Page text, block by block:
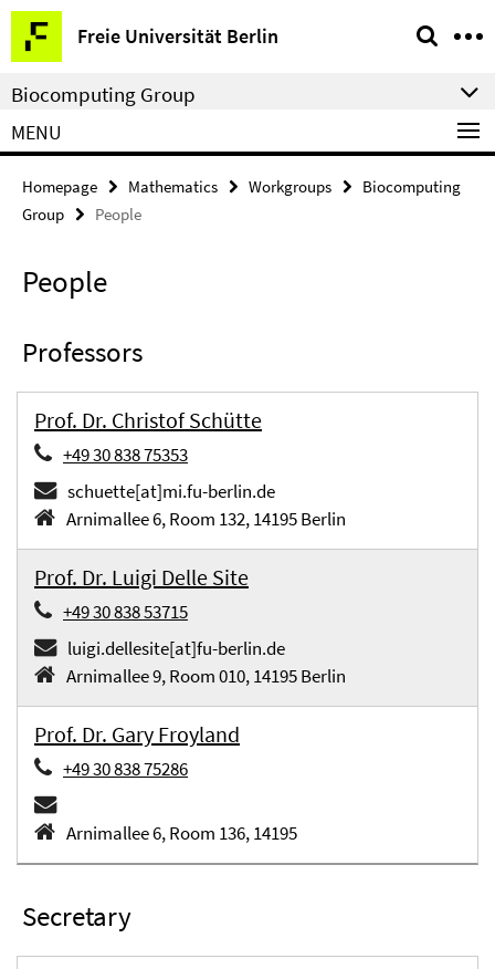
Springe
direkt
zu
Inhalt
Freie Universität Berlin
Service
Navigation
Biocomputing Group
MENU
Homepage Mathematics Workgroups
Biocomputing
Group
People
People
Professors
Prof. Dr. Christof Schütte
+49 30 838 75353
schuette[at]mi.fu-berlin.de
Arnimallee 6, Room 132, 14195 Berlin
Prof. Dr. Luigi Delle Site
+49 30 838 53715
luigi.dellesite[at]fu-berlin.de
Arnimallee 9, Room 010, 14195 Berlin
Prof. Dr. Gary Froyland
+49 30 838 75286
Arnimallee 6, Room 136, 14195
Secretary